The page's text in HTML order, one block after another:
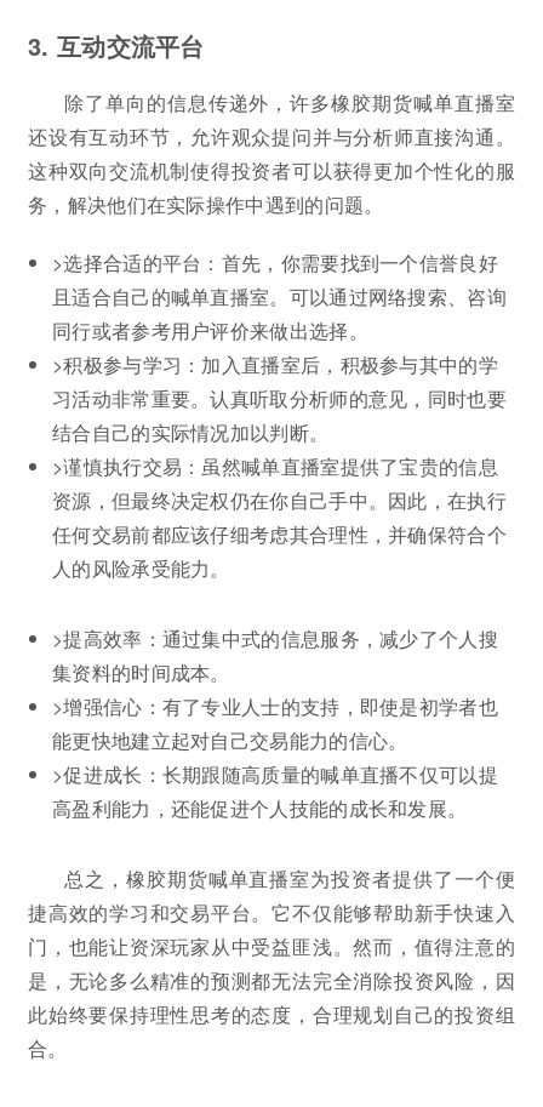
3. 互动交流平台
除了单向的信息传递外，许多橡胶期货喊单直播室
还设有互动环节，允许观众提问并与分析师直接沟通。
这种双向交流机制使得投资者可以获得更加个性化的服
务，解决他们在实际操作中遇到的问题。
>选择合适的平台：首先，你需要找到一个信誉良好
且适合自己的喊单直播室。可以通过网络搜索、咨询
同行或者参考用户评价来做出选择。
>积极参与学习：加入直播室后，积极参与其中的学
习活动非常重要。认真听取分析师的意见，同时也要
结合自己的实际情况加以判断。
>谨慎执行交易：虽然喊单直播室提供了宝贵的信息
资源，但最终决定权仍在你自己手中。因此，在执行
任何交易前都应该仔细考虑其合理性，并确保符合个
人的风险承受能力。
>提高效率：通过集中式的信息服务，减少了个人搜
集资料的时间成本。
>增强信心：有了专业人士的支持，即使是初学者也
能更快地建立起对自己交易能力的信心。
>促进成长：长期跟随高质量的喊单直播不仅可以提
高盈利能力，还能促进个人技能的成长和发展。
总之，橡胶期货喊单直播室为投资者提供了一个便
捷高效的学习和交易平台。它不仅能够帮助新手快速入
门，也能让资深玩家从中受益匪浅。然而，值得注意的
是，无论多么精准的预测都无法完全消除投资风险，因
此始终要保持理性思考的态度，合理规划自己的投资组
合。